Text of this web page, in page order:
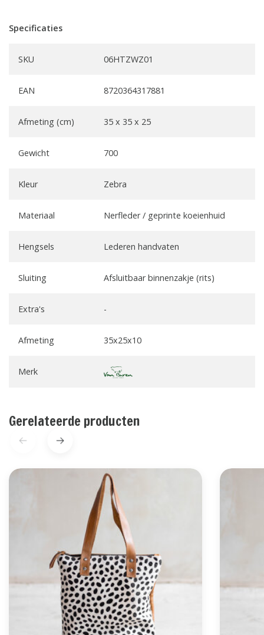
Specificaties
SKU 06HTZWZ01
EAN 8720364317881
Afmeting (cm) 35 x 35 x 25
Gewicht 700
Kleur Zebra
Materiaal Nerfleder / geprinte koeienhuid
Hengsels Lederen handvaten
Sluiting Afsluitbaar binnenzakje (rits)
Extra's -
Afmeting 35x25x10
Merk
Gerelateerde producten